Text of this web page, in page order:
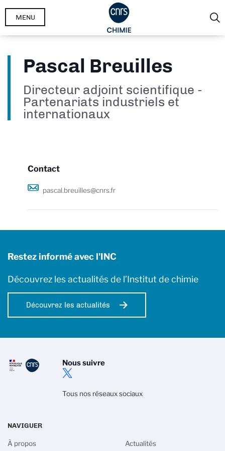
Aller
MENU
Pascal Breuilles
Directeur adjoint scientifique -
Partenariats industriels et
internationaux
Contact
pascal.breuilles@cnrs.fr
Restez informé avec l'INC
Découvrez les actualités de l’Institut de chimie
Découvrez les actualités
Nous suivre
Tous nos réseaux sociaux
NAVIGUER
À propos Actualités